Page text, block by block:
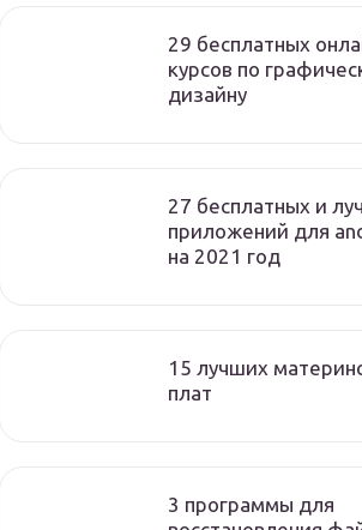
29 бесплатных
курсов по
дизайну
27 бесплатных и
приложений для
на 2021 год
15 лучших
плат
3 программы для